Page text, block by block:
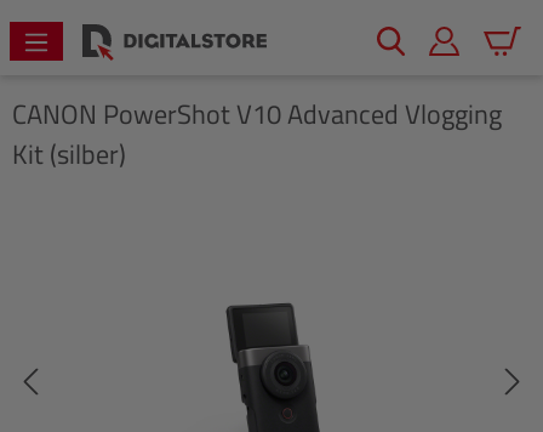
springen
CANON PowerShot V10 Advanced Vlogging
Kit (silber)